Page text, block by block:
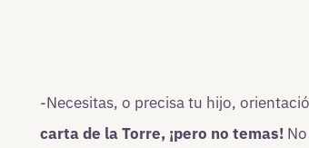
-Necesitas, o precisa tu hijo,
carta de la Torre, ¡pero no temas!